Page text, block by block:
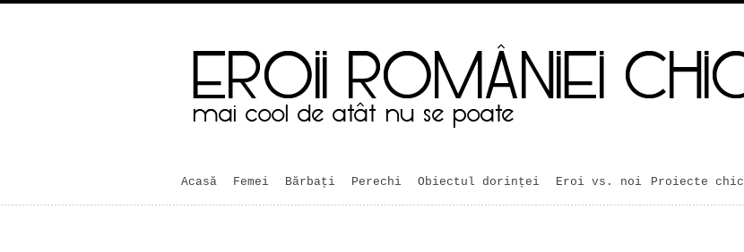
Acasă Femei Bărbaţi Perechi Obiectul dorinței Eroi vs. noi Proiecte chic